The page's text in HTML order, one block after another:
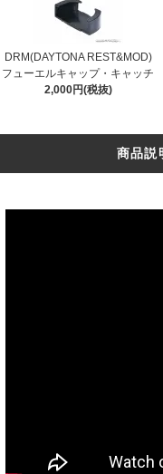
DRM(DAYTONA REST&MOD)
フューエルキャップ・キャッチ
2,000円(税抜)
商品説